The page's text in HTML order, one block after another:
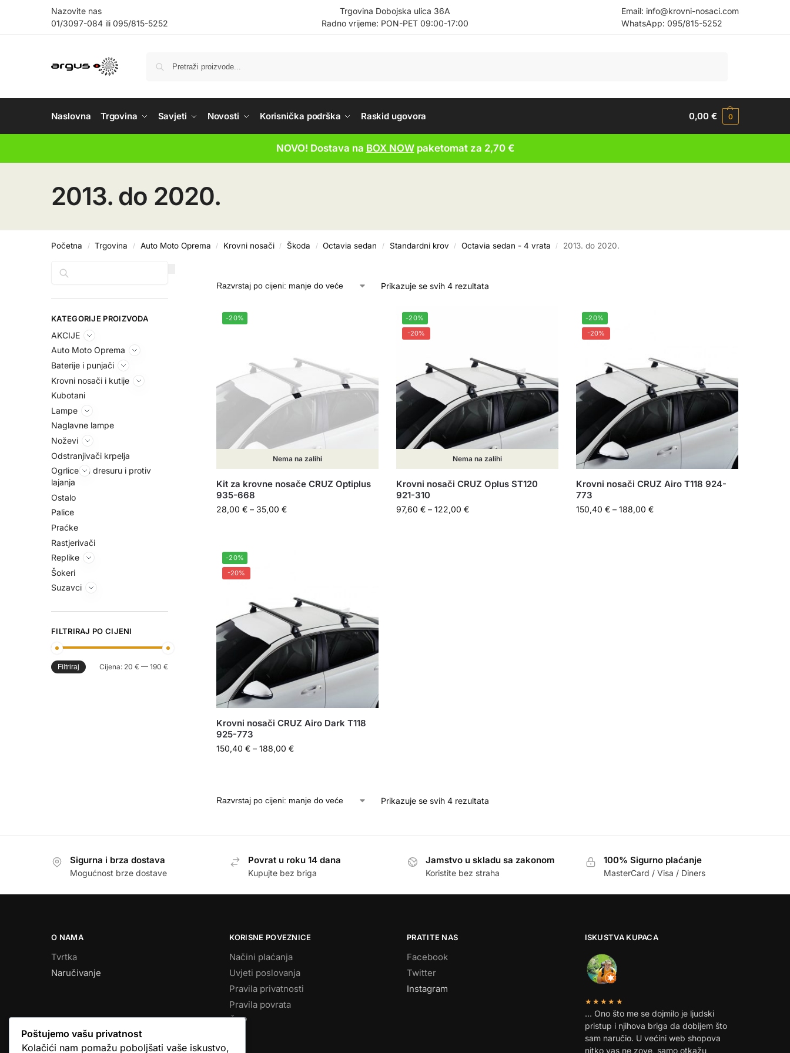
Nazovite nas
01/3097-084 ili 095/815-5252
Trgovina Dobojska ulica 36A
Radno vrijeme: PON-PET 09:00-17:00
Email: info@krovni-nosaci.com
WhatsApp: 095/815-5252
Naslovna Trgovina Savjeti Novosti Korisnička podrška Raskid ugovora 0,00€ 0
NOVO! Dostava na BOX NOWpaketomat za 2,70 €
2013. do 2020.
Početna / Trgovina / Auto Moto Oprema / Krovni nosači / Škoda / Octavia sedan / Standardni krov / Octavia sedan - 4 vrata / 2013. do 2020.
Prikazuje se svih 4 rezultata
-20%
Nema na zalihi
Kit za krovne nosače CRUZ Optiplus
935-668
28,00 € – 35,00 €
-20%
-20%
Nema na zalihi
Krovni nosači CRUZ Oplus ST120
921-310
97,60 € – 122,00 €
-20%
-20%
Krovni nosači CRUZ Airo T118 924-
773
150,40€ – 188,00€
-20%
-20%
Krovni nosači CRUZ Airo Dark T118
925-773
150,40 € – 188,00 €
Prikazuje se svih 4 rezultata
KATEGORIJE PROIZVODA
AKCIJE
Auto Moto Oprema
Baterije i punjači
Krovni nosači i kutije
Kubotani
Lampe
Naglavne lampe
Noževi
Odstranjivači krpelja
Ogrlice za dresuru i protiv
lajanja
Ostalo
Palice
Praćke
Rastjerivači
Replike
Šokeri
Suzavci
FILTRIRAJ PO CIJENI
Filtriraj Cijena: 20 € — 190 €
Sigurna i brza dostava
Mogućnost brze dostave
Povrat u roku 14 dana
Kupujte bez briga
Jamstvo u skladu sa zakonom
Koristite bez straha
100% Sigurno plaćanje
MasterCard / Visa / Diners
O NAMA
Tvrtka
Naručivanje
KORISNE POVEZNICE
Načini plaćanja
Uvjeti poslovanja
Pravila privatnosti
Pravila povrata
ČPP
PRATITE NAS
Facebook
Twitter
Instagram
ISKUSTVA KUPACA
★★★★★
… Ono što me se dojmilo je ljudski
pristup i njihova briga da dobijem što
sam naručio. U većini web shopova
nitko vas ne zove, samo otkažu
Poštujemo vašu privatnost
Kolačići nam pomažu poboljšati vaše iskustvo,